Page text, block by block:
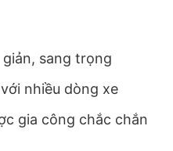
sang trọng
nhiều dòng xe
gia công chắc chắn